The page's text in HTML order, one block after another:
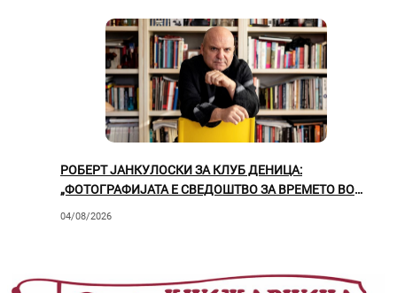
РОБЕРТ ЈАНКУЛОСКИ ЗА КЛУБ ДЕНИЦА:
„ФОТОГРАФИЈАТА Е СВЕДОШТВО ЗА ВРЕМЕТО ВО
КОЕ ЖИВЕЕМЕ“
04/08/2026